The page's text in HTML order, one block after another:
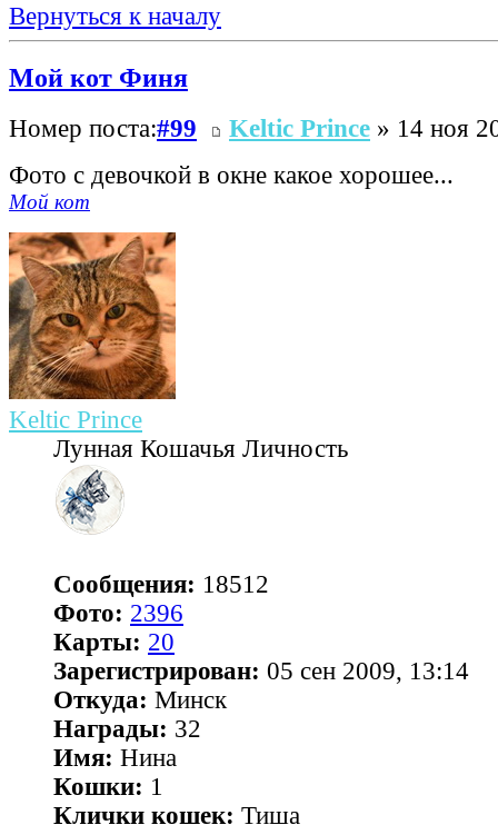
Вернуться к началу
Мой кот Финя
Номер поста:#99 Keltic Prince » 14 ноя
Фото с девочкой в окне какое хорошее...
Мой кот
Keltic Prince
Лунная Кошачья Личность
Сообщения: 18512
Фото: 2396
Карты: 20
Зарегистрирован: 05 сен 2009, 13:14
Откуда: Минск
Награды: 32
Имя: Нина
Кошки: 1
Клички кошек: Тиша